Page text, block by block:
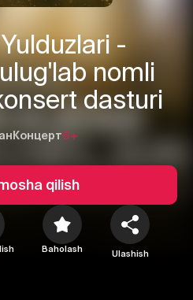
-
nomli
dasturi
Концерт6+
qilish
Baholash Ulashish
1 2 3